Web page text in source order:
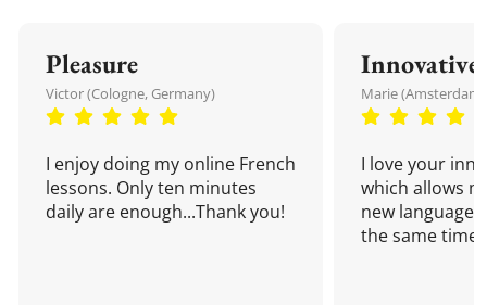
Pleasure
Victor (Cologne, Germany)
I enjoy doing my online French
lessons. Only ten minutes
daily are enough...Thank you!
Innovative
Marie
I love your
which allows
new language
the same time!